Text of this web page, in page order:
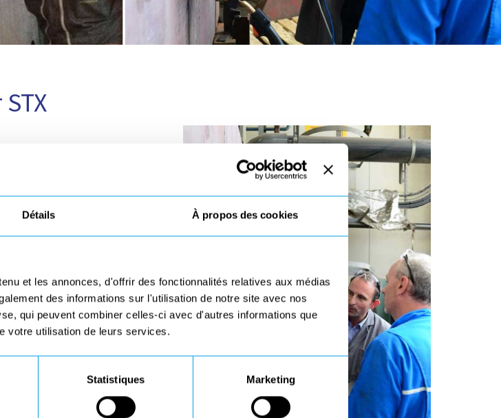
Détails À propos des cookies
et les annonces, d'offrir des fonctionnalités relatives aux médias
des informations sur l'utilisation de notre site avec nos
qui peuvent combiner celles-ci avec d'autres informations que
votre utilisation de leurs services.
Statistiques Marketing
des filiales du groupe
et robotique pour GEBE2, a
les soudures de bordés de
et d’électronique.
en 2013 et dont l’issue